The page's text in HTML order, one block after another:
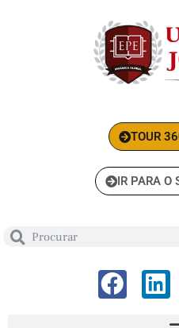
TOUR
IR PARA O